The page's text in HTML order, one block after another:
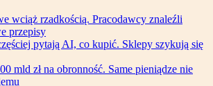
wciąż rzadkością. Pracodawcy znaleźli
przepisy
pytają AI, co kupić. Sklepy szykują się
mld zł na obronność. Same pieniądze nie